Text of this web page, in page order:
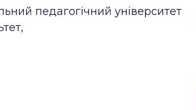
педагогічний університет